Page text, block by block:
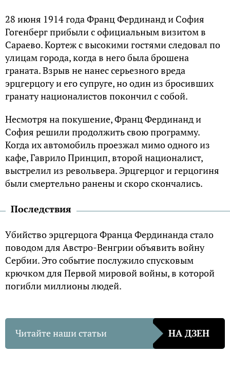
28 июня 1914 года Франц Фердинанд и София
Гогенберг прибыли с официальным визитом в
Сараево. Кортеж с высокими гостями следовал по
улицам города, когда в него была брошена
граната. Взрыв не нанес серьезного вреда
эрцгерцогу и его супруге, но один из бросивших
гранату националистов покончил с собой.
Несмотря на покушение, Франц Фердинанд и
София решили продолжить свою программу.
Когда их автомобиль проезжал мимо одного из
кафе, Гаврило Принцип, второй националист,
выстрелил из револьвера. Эрцгерцог и герцогиня
были смертельно ранены и скоро скончались.
Последствия
Убийство эрцгерцога Франца Фердинанда стало
поводом для Австро-Венгрии объявить войну
Сербии. Это событие послужило спусковым
крючком для Первой мировой войны, в которой
погибли миллионы людей.
Читайте наши статьи НА ДЗЕН